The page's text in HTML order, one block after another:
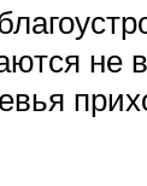
не